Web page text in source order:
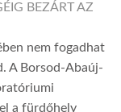
BEZÁRT AZ
nem fogadhat
A Borsod-Abaúj-
a fürdőhely